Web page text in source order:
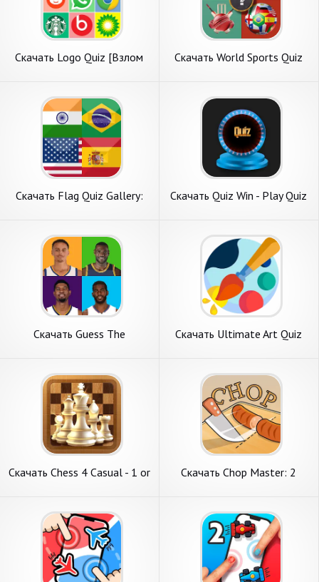
Скачать Logo Quiz [Взлом
Скачать World Sports Quiz
Скачать Flag Quiz Gallery:
Андроид
Скачать Quiz Win - Play Quiz
Скачать Guess The
Андроид
Скачать Ultimate Art Quiz
Скачать Chess 4 Casual - 1 or
Андроид
Скачать Chop Master: 2